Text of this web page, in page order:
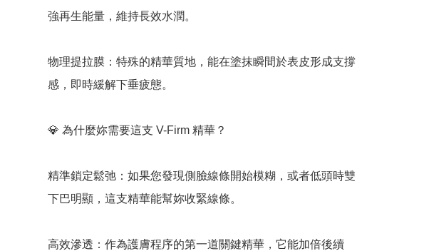
強再生能量，維持長效水潤。
物理提拉膜：特殊的精華質地，能在塗抹瞬間於表皮形成支撐
感，即時緩解下垂疲態。
💎 為什麼妳需要這支 V-Firm 精華？
精準鎖定鬆弛：如果您發現側臉線條開始模糊，或者低頭時雙
下巴明顯，這支精華能幫妳收緊線條。
高效滲透：作為護膚程序的第一道關鍵精華，它能加倍後續